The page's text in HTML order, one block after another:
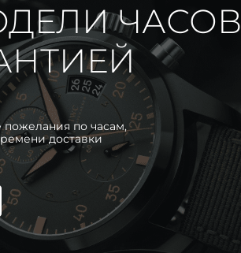
ЧАСОВ
пожелания по часам,
доставки